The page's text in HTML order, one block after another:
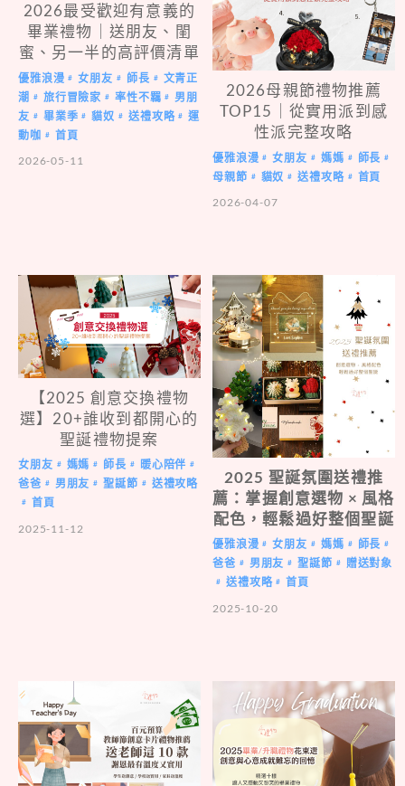
2026最受歡迎有意義的
畢業禮物｜送朋友、閨
蜜、另一半的高評價清單
優雅浪漫 # 女朋友 # 師長 #
文青正
潮 # 旅行冒險家 # 率性不羈 #
男朋
友 # 畢業季 # 貓奴 # 送禮攻略 #
運
動咖 #
首頁
2026-05-11
2026母親節禮物推薦
TOP15｜從實用派到感
性派完整攻略
優雅浪漫 # 女朋友 # 媽媽 # 師長 #
母親節 # 貓奴 # 送禮攻略 #
首頁
2026-04-07
【2025 創意交換禮物
選】20+誰收到都開心的
聖誕禮物提案
女朋友 # 媽媽 # 師長 # 暖心陪伴 #
爸爸 # 男朋友 # 聖誕節 # 送禮攻略
# 首頁
2025-11-12
2025 聖誕氛圍送禮推
薦：掌握創意選物 × 風格
配色，輕鬆過好整個聖誕
優雅浪漫 # 女朋友 # 媽媽 # 師長 #
爸爸 # 男朋友 # 聖誕節 # 贈送對象
# 送禮攻略 #
首頁
2025-10-20